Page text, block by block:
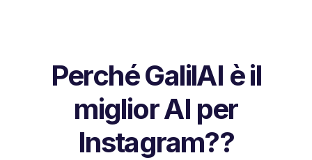
Perché GalilAI è il
miglior AI per
Instagram??